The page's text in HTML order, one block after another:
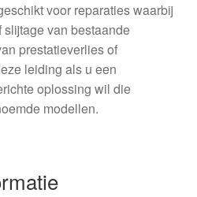
voor reparaties waarbij
van bestaande
prestatieverlies of
leiding als u een
oplossing wil die
modellen.